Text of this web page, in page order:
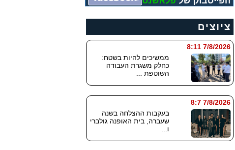
ציוצים
7/8/2026 8:11
ממשיכים להיות בשטח:
כחלק משגרת העבודה
השוטפת ...
7/8/2026 8:7
בעקבות ההצלחה בשנה
שעברה, בית האופנה גולברי
ו...